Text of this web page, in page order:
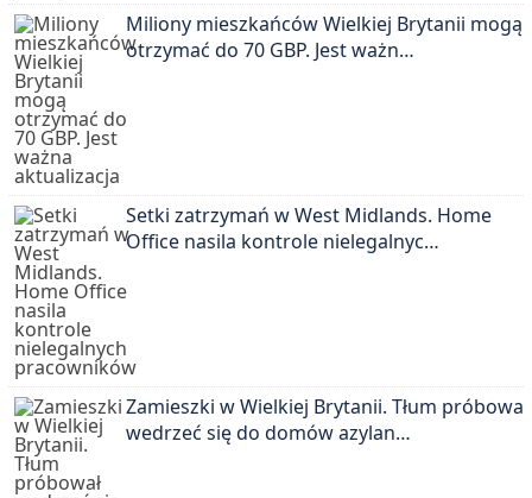
Miliony mieszkańców Wielkiej Brytanii mogą
otrzymać do 70 GBP. Jest ważn…
Setki zatrzymań w West Midlands. Home
Office nasila kontrole nielegalnyc…
Zamieszki w Wielkiej Brytanii. Tłum próbował
wedrzeć się do domów azylan…